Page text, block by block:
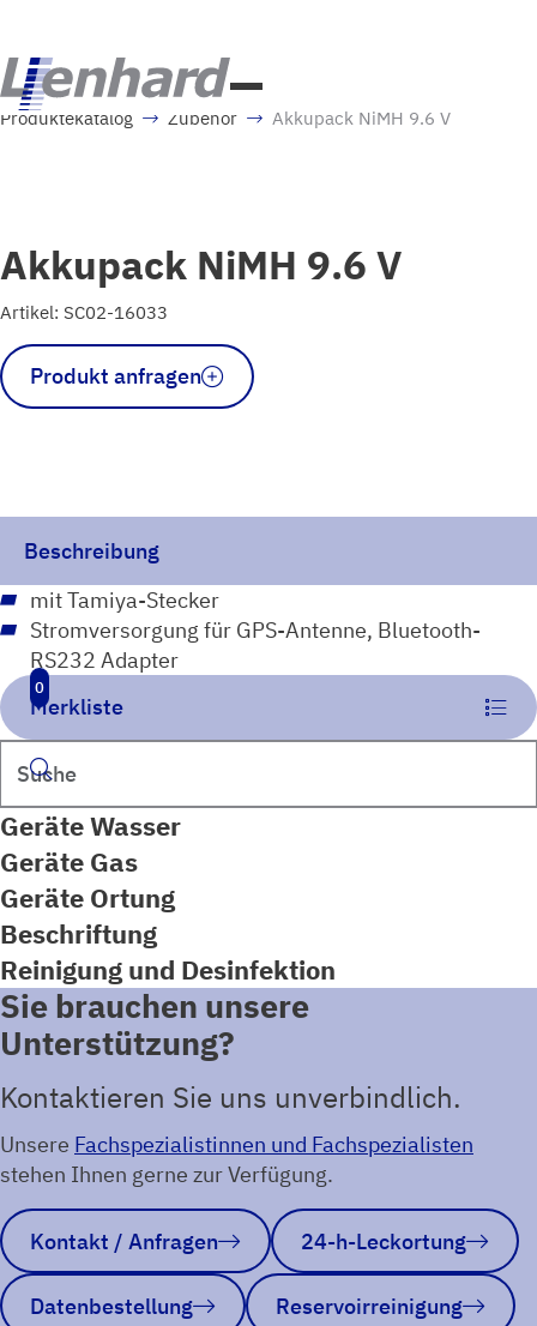
Merkliste
0
Suchen
Geräte Wasser
Geräte Gas
Geräte Ortung
Beschriftung
Reinigung und Desinfektion
Produktekatalog Zubehör Akkupack NiMH 9.6 V
Akkupack NiMH 9.6 V
Artikel: SC02-16033
Akkupack
NiMH
9.6
Produkt anfragen
Beschreibung
mit Tamiya-Stecker
Stromversorgung für GPS-Antenne, Bluetooth-
RS232 Adapter
Sie brauchen unsere
Unterstützung?
Kontaktieren Sie uns unverbindlich.
Unsere Fachspezialistinnen und Fachspezialisten
stehen Ihnen gerne zur Verfügung.
Kontakt / Anfragen 24-h-Leckortung
Datenbestellung Reservoirreinigung